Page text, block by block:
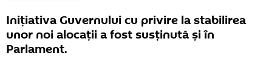
Inițiativa Guvernului cu privire la stabilirea
unor noi alocații a fost susținută și în
Parlament.